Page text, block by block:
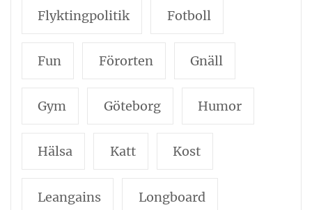
Flyktingpolitik Fotboll
Fun Förorten Gnäll
Gym Göteborg Humor
Hälsa Katt Kost
Leangains Longboard